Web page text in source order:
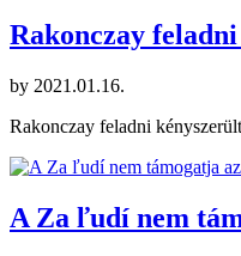
Rakonczay
by 2021.01.16.
Rakonczay feladni
A Za ľudí nem